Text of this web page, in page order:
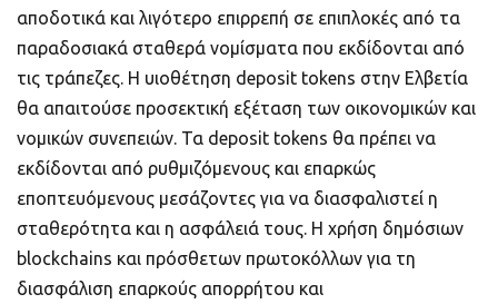
αποδοτικά και λιγότερο επιρρεπή σε επιπλοκές από τα
παραδοσιακά σταθερά νομίσματα που εκδίδονται από
τις τράπεζες. Η υιοθέτηση deposit tokens στην Ελβετία
θα απαιτούσε προσεκτική εξέταση των οικονομικών και
νομικών συνεπειών. Τα deposit tokens θα πρέπει να
εκδίδονται από ρυθμιζόμενους και επαρκώς
εποπτευόμενους μεσάζοντες για να διασφαλιστεί η
σταθερότητα και η ασφάλειά τους. Η χρήση δημόσιων
blockchains και πρόσθετων πρωτοκόλλων για τη
διασφάλιση επαρκούς απορρήτου και